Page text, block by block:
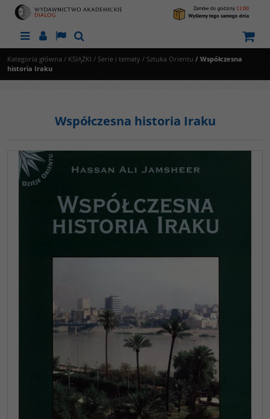
MenuPanelLangSzukaj
Kategoria główna / KSIĄŻKI / Serie i tematy / Sztuka Orientu / Współczesna
historia Iraku
Współczesna historia Iraku